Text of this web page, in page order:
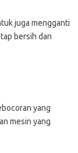
juga mengganti
bersih dan
yang
mesin yang